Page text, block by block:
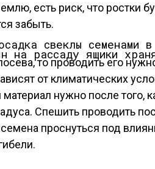
есть риск, что ростки
забыть.
на рассаду ящики
то проводить его
от климатических
нужно после того,
Спешить проводить
проснуться под